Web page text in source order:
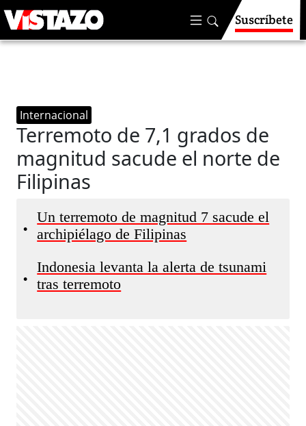
Suscríbete
Internacional
Terremoto de 7,1 grados de
magnitud sacude el norte de
Filipinas
•
Un terremoto de magnitud 7 sacude el
archipiélago de Filipinas
•
Indonesia levanta la alerta de tsunami
tras terremoto